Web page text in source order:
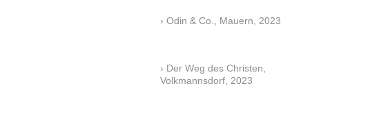
Odin & Co., Mauern, 2023
Der Weg des Christen,
Volkmannsdorf, 2023